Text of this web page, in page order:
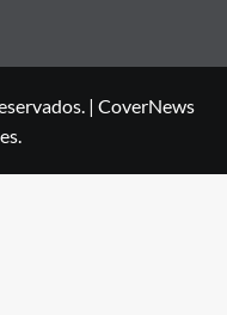
| CoverNews